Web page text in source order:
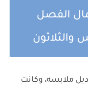
الفصل
والثلاثون
ملابسه، وكانت